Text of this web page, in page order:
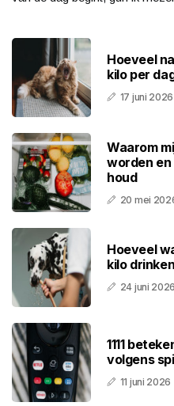
Hoeveel
kilo per
17 juni 2026
Waarom
worden en
houd
20 mei
Hoeveel
kilo
24 juni 2026
1111
volgens
11 juni 2026